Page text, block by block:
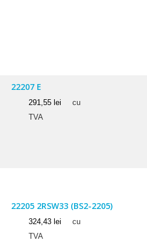
22207 E
291,55 lei
cu
TVA
22205 2RSW33 (BS2-2205)
324,43 lei
cu
TVA